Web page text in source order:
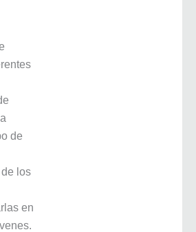
de
los
en